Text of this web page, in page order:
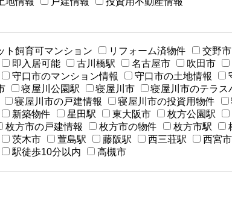
ト飼育可マンション リフォーム済物件 交野市
即入居可能 古川橋駅 名古屋市 吹田市
守口市のマンション情報 守口市の土地情報
寝屋川公園駅 寝屋川市 寝屋川市のテラス
寝屋川市の戸建情報 寝屋川市の投資用物件
新築物件 星田駅 東大阪市 枚方公園駅
枚方市の戸建情報 枚方市の物件 枚方市駅
茨木市 萱島駅 藤阪駅 西三荘駅 西宮市
駅徒歩10分以内 高槻市